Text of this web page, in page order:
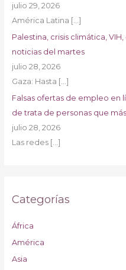
julio 29, 2026
América Latina […]
Palestina, crisis climática,
noticias del martes
julio 28, 2026
Gaza: Hasta […]
Falsas ofertas de empleo en
de trata de personas que
julio 28, 2026
Las redes […]
Categorías
África
América
Asia